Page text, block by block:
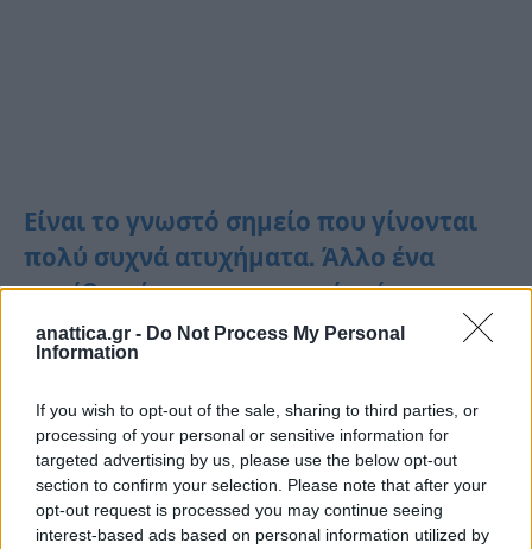
anattica.gr - Do Not Process My Personal
Information
If you wish to opt-out of the sale, sharing to third parties, or
processing of your personal or sensitive information for
targeted advertising by us, please use the below opt-out
section to confirm your selection. Please note that after your
opt-out request is processed you may continue seeing
interest-based ads based on personal information utilized by
Είναι το γνωστό σημείο που γίνονται
πολύ συχνά ατυχήματα. Άλλο ένα
συνέβη σήμερα το μεσημέρι όταν
συγκρούστηκαν δύο οχήματα στο
φανάρι του Κέντρου Υγείας Σπάτων, με
αποτέλεσμα μεγάλες υλικές ζημιές.
Πηγή : Παναγιώτης Λάμπρου